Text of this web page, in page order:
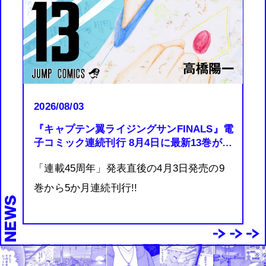
NEWS
2026/08/03
『キャプテン翼ライジングサンFINALS』電
子コミック連続刊行 8月4日に最新13巻が発
「連載45周年」発表直後の4月3日発売の9
巻から5か月連続刊行!!